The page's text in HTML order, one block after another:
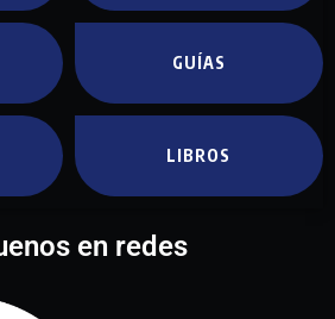
GUÍAS
LIBROS
en redes